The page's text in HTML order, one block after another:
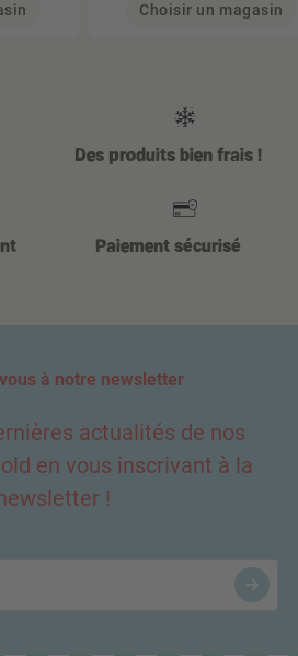
Choisir un magasin
Des produits bien frais !
Paiement sécurisé
à notre newsletter
actualités de nos
en vous inscrivant à la
!